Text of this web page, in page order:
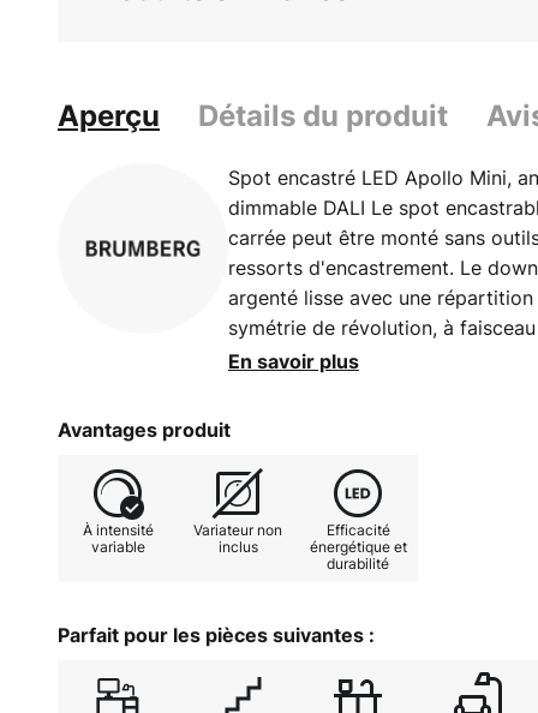
Aperçu Détails du produit
Spot encastré LED Apollo Mini,
dimmable DALI Le spot
carrée peut être monté sans
ressorts d'encastrement. Le
argenté lisse avec une
symétrie de révolution, à
en plastique transparent, ce qui
homogène qu'à la mise en place
zones d'accueil, les couloirs, les
les boutiques ou les musées,
privées. Ils constituent un outil
toutes les normes et se
de vie L80/B10 à 25 °C : 50.000
En savoir plus
Avantages produit
À intensité
variable
Variateur non
inclus
Efficacité
énergétique et
durabilité
Parfait pour les pièces suivantes :